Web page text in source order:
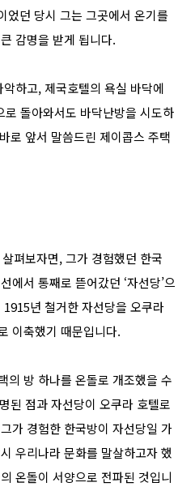
었던 당시 그는 그곳에서 온기를
감명을 받게 됩니다.
악하고, 제국호텔의 욕실 바닥에
돌아와서도 바닥난방을 시도하
로 앞서 말씀드린 제이콥스 주택
펴보자면,그가 경험했던 한국
에서 통째로 뜯어갔던 ‘자선당’으
1915년 철거한 자선당을 오쿠라
이축했기 때문입니다.
의 방 하나를 온돌로 개조했을 수
된 점과 자선당이 오쿠라 호텔로
가 경험한 한국방이 자선당일 가
우리나라 문화를 말살하고자 했
온돌이 서양으로 전파된 것입니